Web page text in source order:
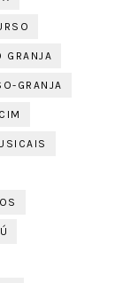
GRANJA
GRANJA